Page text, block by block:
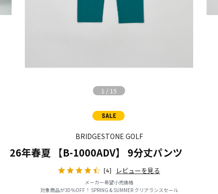
1 / 15
BRIDGESTONE GOLF
26年春夏 【B-1000ADV】 9分丈パンツ
[4] レビューを見る
メーカー希望小売価格
対象商品が30％OFF！ SPRING & SUMMER クリアランスセール